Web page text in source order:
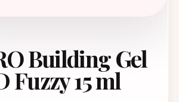
Building Gel
Fuzzy 15 ml